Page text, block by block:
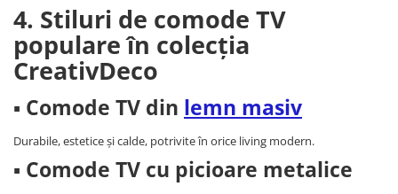
4. Stiluri de comode TV
populare în colecția
CreativDeco
▪ Comode TV din lemn masiv
Durabile, estetice și calde, potrivite în orice living modern.
▪ Comode TV cu picioare metalice